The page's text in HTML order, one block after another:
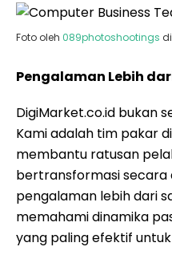
Foto oleh 089photoshootings di
Pengalaman Lebih
DigiMarket.co.id bukan
Kami adalah tim pakar
membantu ratusan
bertransformasi secara
pengalaman lebih dari
memahami dinamika
yang paling efektif untuk